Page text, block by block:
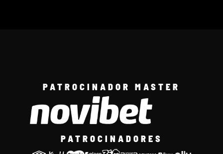
PATROCINADOR MASTER
PATROCINADORES